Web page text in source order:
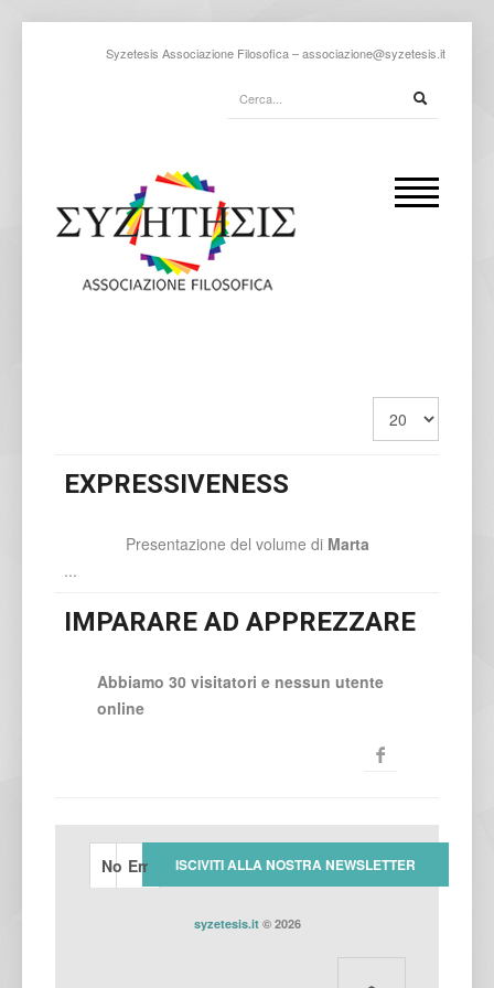
Syzetesis Associazione Filosofica –associazione@syzetesis.it
EXPRESSIVENESS
Presentazione del volume di Marta
...
IMPARARE AD APPREZZARE
Abbiamo 30 visitatori e nessun utente
online
syzetesis.it© 2026